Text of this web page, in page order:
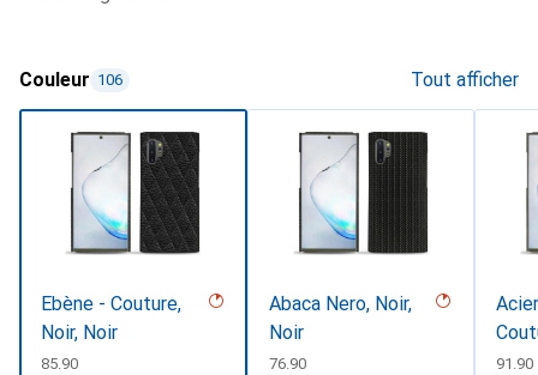
Couleur 106 Tout afficher
Ebène - Couture,
Noir, Noir
CHF
85.90
Abaca Nero, Noir,
Noir
CHF
76.90 CHF
91.90